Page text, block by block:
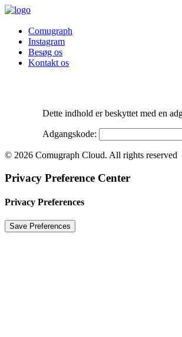
Comugraph
Instagram
Besøg os
Kontakt os
Dette indhold er beskyttet med en
Adgangskode:
© 2026 Comugraph Cloud. All rights reserved
Privacy Preference Center
Privacy Preferences